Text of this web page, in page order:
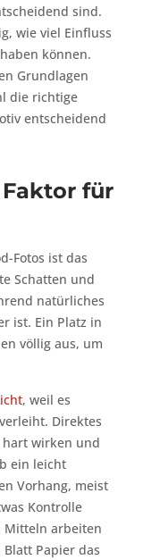
sind.
wie viel Einfluss
können.
Grundlagen
die richtige
entscheidend
für
Fotos ist das
Schatten und
natürliches
ist. Ein Platz in
völlig aus, um
, weil es
Direktes
hart wirken und
ein leicht
Vorhang, meist
Kontrolle
Mitteln arbeiten
Papier das